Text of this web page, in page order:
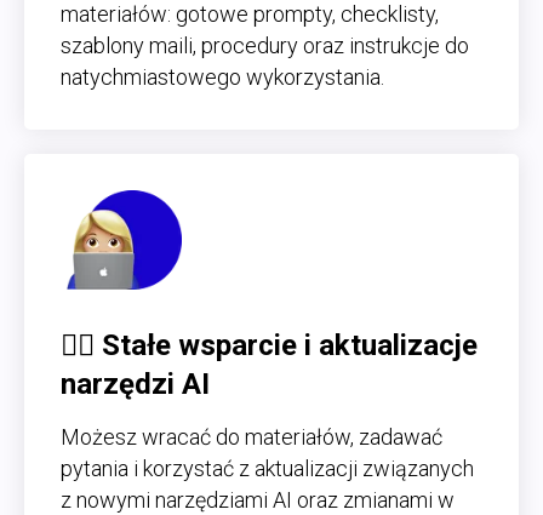
materiałów: gotowe prompty, checklisty,
szablony maili, procedury oraz instrukcje do
natychmiastowego wykorzystania.
🙋‍♀️ Stałe wsparcie i aktualizacje
narzędzi AI
Możesz wracać do materiałów, zadawać
pytania i korzystać z aktualizacji związanych
z nowymi narzędziami AI oraz zmianami w